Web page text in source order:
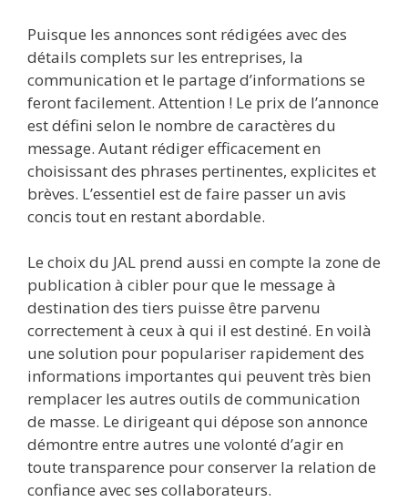
Puisque les annonces sont rédigées avec des
détails complets sur les entreprises, la
communication et le partage d’informations se
feront facilement. Attention ! Le prix de l’annonce
est défini selon le nombre de caractères du
message. Autant rédiger efficacement en
choisissant des phrases pertinentes, explicites et
brèves. L’essentiel est de faire passer un avis
concis tout en restant abordable.
Le choix du JAL prend aussi en compte la zone de
publication à cibler pour que le message à
destination des tiers puisse être parvenu
correctement à ceux à qui il est destiné. En voilà
une solution pour populariser rapidement des
informations importantes qui peuvent très bien
remplacer les autres outils de communication
de masse. Le dirigeant qui dépose son annonce
démontre entre autres une volonté d’agir en
toute transparence pour conserver la relation de
confiance avec ses collaborateurs.